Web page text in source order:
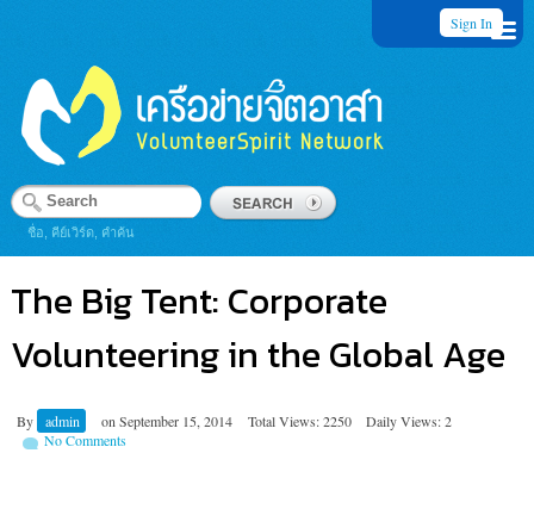
Sign In
ชื่อ, คีย์เวิร์ด, คำค้น
The Big Tent: Corporate
Volunteering in the Global Age
By admin on September 15, 2014 Total Views: 2250
Daily Views: 2
No Comments